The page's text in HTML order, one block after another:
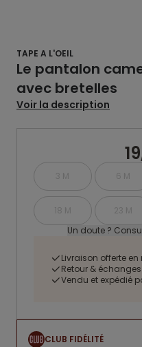
TAPE A L'OEIL
Le pantalon
avec bretelles
Voir la description
3 M 6 M
18 M 23 M
Un doute ?
Livraison offerte
Retour &
Vendu et expédié
CLUB FIDÉLITÉ